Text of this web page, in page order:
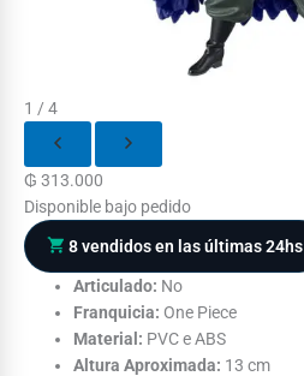
1 / 4
₲ 313.000
Disponible bajo pedido
8 vendidos en las últimas 24hs
Articulado: No
Franquicia: One Piece
Material: PVC e ABS
Altura Aproximada: 13 cm